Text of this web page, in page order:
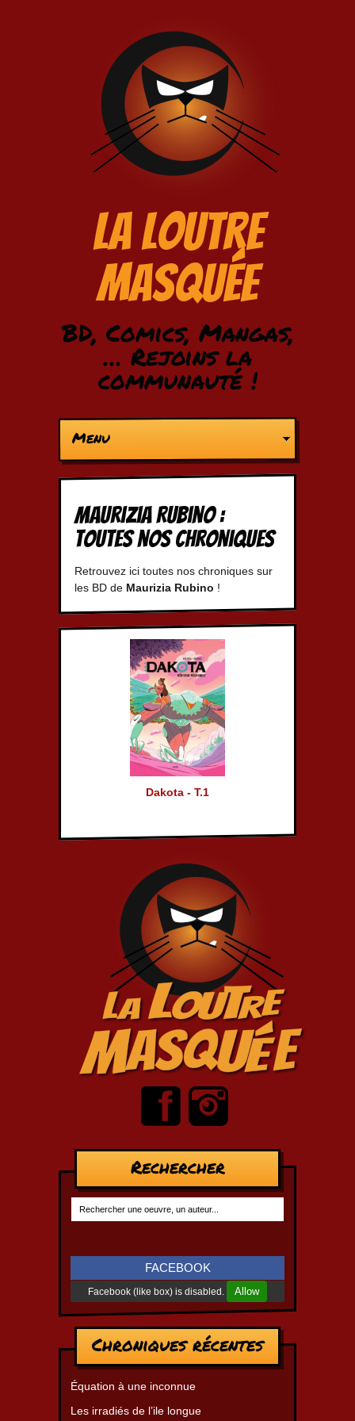
La Loutre
Masquée
BD, Comics, Mangas,
… Rejoins la
communauté !
Menu
Maurizia Rubino :
Toutes nos chroniques
Retrouvez ici toutes nos chroniques sur
les BD de Maurizia Rubino !
Dakota - T.1
Rechercher
FACEBOOK
Facebook (like box) is disabled. Allow
Chroniques récentes
Équation à une inconnue
Les irradiés de l’ile longue